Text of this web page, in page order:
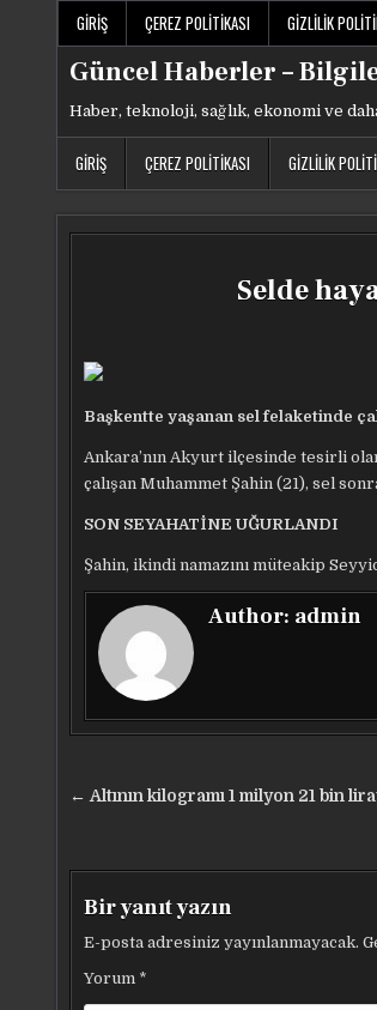
GIRIŞ ÇEREZ POLITIKASI GIZLILIK
Güncel Haberler –
Haber, teknoloji, sağlık, ekonomi ve
GIRIŞ ÇEREZ POLITIKASI GIZLILIK
Selde
Başkentte yaşanan sel felaketinde
Ankara’nın Akyurt ilçesinde tesirli
çalışan Muhammet Şahin (21), sel
SON SEYAHATİNE UĞURLANDI
Şahin, ikindi namazını müteakip
Author: admin
Yazı
← Altının kilogramı 1 milyon 21 bin
Bir yanıt yazın
E-posta adresiniz yayınlanmayacak.
Yorum *